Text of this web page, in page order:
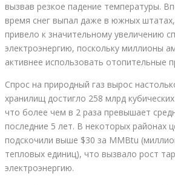
вызвав резкое падение температуры.
время снег выпал даже в южных
привело к значительному увеличению
электроэнергию, поскольку миллионы
активнее использовать отопительные
Спрос на природный газ вырос
хранилищ достигло 258 млрд
что более чем в 2 раза превышает
последние 5 лет. В некоторых районах
подскочили выше $30 за MMBtu
тепловых единиц), что вызвало рост
электроэнергию.